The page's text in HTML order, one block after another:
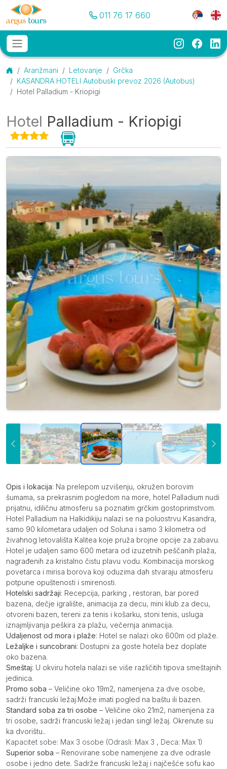
Pozovite nas
011 76 17 660 Meni
Osnovni meni
MENU
Instagram
Početna
Aranžmani Letovanje
Grčka
KASANDRA HOTELI Autobuski prevoz 2026 (Autobus)
Hotel Palladium - Kriopigi
Hotel Palladium - Kriopigi
O smeštaju
Galerija
Opis
Opis i lokacija: Na prelepom uzvišenju, okružen borovim
šumama, sa prekrasnim pogledom na more, hotel Palladium nudi
prijatnu, idiličnu atmosferu sa poznatim grčkim gostoprimstvom.
Hotel Palladium na Halkidikiju nalazi se na poluostrvu Kasandra,
samo 90 kilometara udaljen od Soluna i samo 3 kilometra od
živahnog letovališta Kalitea koje pruža brojne opcije za zabavu.
Hotel je udaljen samo 600 metara od izuzetnih peščanih plaža,
nagrađenih za kristalno čistu plavu vodu. Kombinacija morskog
povetarca i mirisa borova koji oduzima dah stvaraju atmosferu
potpune opuštenosti i smirenosti.
Hotelski sadržaji: Recepcija, parking , restoran, bar pored
bazena, dečje igralište, animacija za decu, mini klub za decu,
otvoreni bazen, tereni za tenis i košarku, stoni tenis, usluga
iznajmljivanja peškira za plažu, večernja animacija.
Udaljenost od mora i plaže: Hotel se nalazi oko 600m od plaže.
Ležaljke i suncobrani: Dostupni za goste hotela bez doplate
oko bazena.
Smeštaj: U okviru hotela nalazi se više različitih tipova smeštajnih
jedinica.
Promo soba – Veličine oko 19m2, namenjena za dve osobe,
sadrži francuski ležaj.Može imati pogled na baštu ili bazen.
Standard soba za tri osobe – Veličine oko 21m2, namenjena za
tri osobe, sadrži francuski ležaj i jedan singl ležaj. Okrenute su
ka dvorištu..
Kapacitet sobe: Max 3 osobe (Odrasli: Max 3 , Deca: Max 1)
Superior soba – Renovirane sobe namenjene za dve odrasle
osobe i jedno dete. Sadrže francuski ležaj i najčešće sofu kao